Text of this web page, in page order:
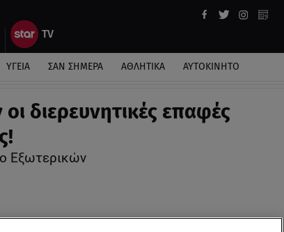
ΥΓΕΙΑ ΣΑΝ ΣΗΜΕΡΑ ΑΘΛΗΤΙΚΑ ΑΥΤΟΚΙΝΗΤΟ
διερευνητικές επαφές
Εξωτερικών